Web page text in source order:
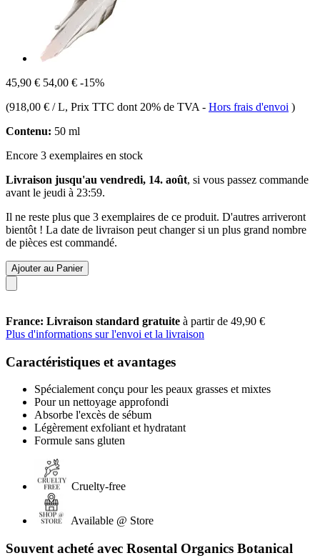
45,90 € 54,00 € -15%
(918,00 € / L, Prix TTC dont 20% de TVA - Hors frais d'envoi )
Contenu: 50 ml
Encore 3 exemplaires en stock
Livraison jusqu'au vendredi, 14. août, si vous passez commande
avant le jeudi à 23:59.
Il ne reste plus que 3 exemplaires de ce produit. D'autres arriveront
bientôt ! La date de livraison peut changer si un plus grand nombre
de pièces est commandé.
Ajouter au Panier
France: Livraison standard gratuite à partir de 49,90 €
Plus d'informations sur l'envoi et la livraison
Caractéristiques et avantages
Spécialement conçu pour les peaux grasses et mixtes
Pour un nettoyage approfondi
Absorbe l'excès de sébum
Légèrement exfoliant et hydratant
Formule sans gluten
Cruelty-free
Available @ Store
Souvent acheté avec Rosental Organics Botanical